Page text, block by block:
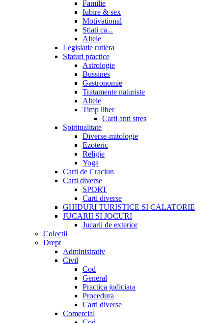
Familie
Iubire & sex
Motivational
Stiati ca...
Altele
Legislatie rutiera
Sfaturi practice
Astrologie
Bussines
Gastronomie
Tratamente naturiste
Altele
Timp liber
Carti anti stres
Spiritualitate
Diverse-mitologie
Ezoteric
Religie
Yoga
Carti de Craciun
Carti diverse
SPORT
Carti diverse
GHIDURI TURISTICE SI CALATORIE
JUCARII SI JOCURI
Jucarii de exterior
Colectii
Drept
Administrativ
Civil
Cod
General
Practica judiciara
Procedura
Carti diverse
Comercial